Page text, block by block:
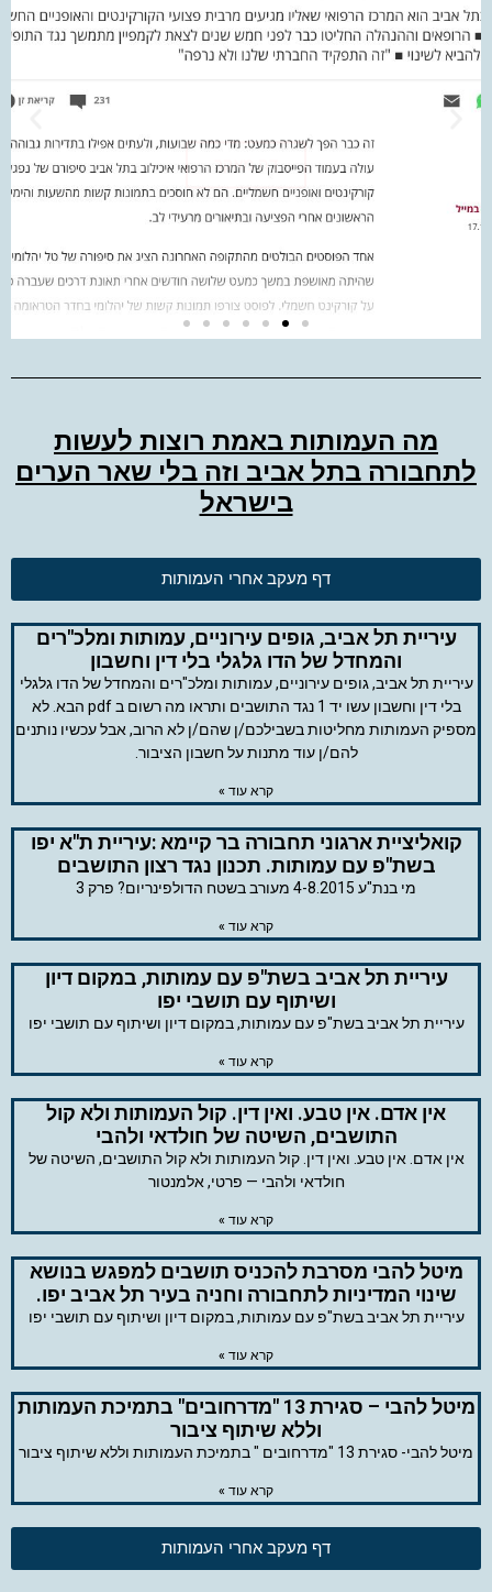
מה העמותות באמת רוצות לעשות
לתחבורה בתל אביב וזה בלי שאר הערים
בישראל
דף מעקב אחרי העמותות
עיריית תל אביב, גופים עירוניים, עמותות ומלכ"רים
והמחדל של הדו גלגלי בלי דין וחשבון
עיריית תל אביב, גופים עירוניים, עמותות ומלכ"רים והמחדל של הדו גלגלי
בלי דין וחשבון עשו יד 1 נגד התושבים ותראו מה רשום ב pdf הבא. לא
מספיק העמותות מחליטות בשבילכם/ן שהם/ן לא הרוב, אבל עכשיו נותנים
להם/ן עוד מתנות על חשבון הציבור.
קרא עוד »
קואליציית ארגוני תחבורה בר קיימא :עיריית ת"א יפו
בשת"פ עם עמותות. תכנון נגד רצון התושבים
מי בנת"ע 4-8.2015 מעורב בשטח הדולפינריום? פרק 3
קרא עוד »
עיריית תל אביב בשת"פ עם עמותות, במקום דיון
ושיתוף עם תושבי יפו
עיריית תל אביב בשת"פ עם עמותות, במקום דיון ושיתוף עם תושבי יפו
קרא עוד »
אין אדם. אין טבע. ואין דין. קול העמותות ולא קול
התושבים, השיטה של חולדאי ולהבי
אין אדם. אין טבע. ואין דין. קול העמותות ולא קול התושבים, השיטה של
חולדאי ולהבי — פרטי, אלמנטור
קרא עוד »
מיטל להבי מסרבת להכניס תושבים למפגש בנושא
שינוי המדיניות לתחבורה וחניה בעיר תל אביב יפו.
עיריית תל אביב בשת"פ עם עמותות, במקום דיון ושיתוף עם תושבי יפו
קרא עוד »
מיטל להבי – סגירת 13 "מדרחובים" בתמיכת העמותות
וללא שיתוף ציבור
מיטל להבי- סגירת 13 "מדרחובים " בתמיכת העמותות וללא שיתוף ציבור
קרא עוד »
דף מעקב אחרי העמותות